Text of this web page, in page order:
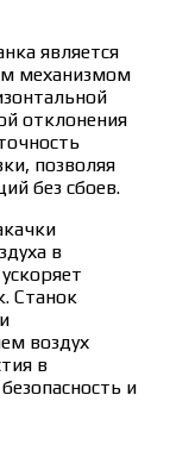
является
механизмом
отклонения
позволяя
без сбоев.
в
Станок
воздух
в
и